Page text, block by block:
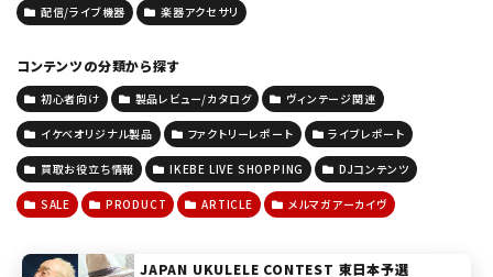
配信/ライブ機器 楽器アクセサリ
コンテンツの分類から探す
初心者向け 製品レビュー/カタログ ヴィンテージ関連
イケベオリジナル製品 ファクトリーレポート ライブレポート
買取お役立ち情報 IKEBE LIVE SHOPPING DJコンテンツ
SALE PRODUCT ARTICLE メルマガアーカイヴ
JAPAN UKULELE CONTEST 東日本予選